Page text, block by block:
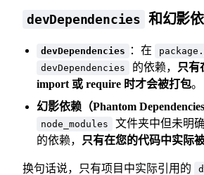
devDependencies 和幻影
devDependencies ：在
devDependencies 的依赖，
只有
import 或 require 时才会被打包。
幻影依赖（Phantom Dependencies
node_modules 文件夹中但未明
的依赖，
只有在您的代码中实际
换句话说，只有项目中实际引用的